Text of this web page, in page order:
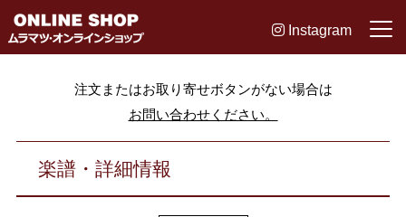
Instagram
注文またはお取り寄せボタンがない場合は
お問い合わせください。
楽譜・詳細情報